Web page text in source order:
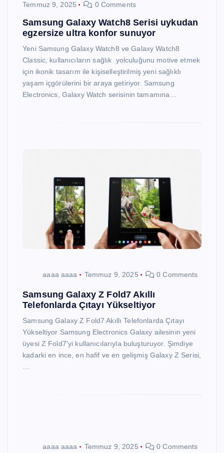
Temmuz 9, 2025
0 Comments
Samsung Galaxy Watch8 Serisi uykudan
egzersize ultra konfor sunuyor
Yeni Samsung Galaxy Watch8 ve Galaxy Watch8
Classic, kullanıcıların sağlık yolculuğunu motive etmek
için ikonik tasarım ile kişiselleştirilmiş yeni sağlıklı
yaşam içgörülerini bir araya getiriyor. Samsung
Electronics, Galaxy Watch serisinin tamamına…
aaaa aaaa Temmuz 9, 2025 0 Comments
Samsung Galaxy Z Fold7 Akıllı
Telefonlarda Çıtayı Yükseltiyor
Samsung Galaxy Z Fold7 Akıllı Telefonlarda Çıtayı
Yükseltiyor Samsung Electronics Galaxy ailesinin yeni
üyesi Z Fold7’yi kullanıcılarıyla buluşturuyor. Şimdiye
kadarki en ince, en hafif ve en gelişmiş Galaxy Z Serisi,
aaaa aaaa Temmuz 9, 2025 0 Comments